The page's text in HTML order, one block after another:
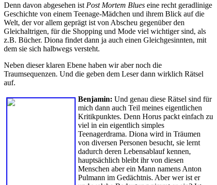
Denn davon abgesehen ist Post Mortem Blues eine recht geradlinige
Geschichte von einem Teenage-Mädchen und ihrem Blick auf die
Welt, der vor allem geprägt ist von Abscheu gegenüber den
Gleichaltrigen, für die Shopping und Mode viel wichtiger sind, als
z.B. Bücher. Diona findet dann ja auch einen Gleichgesinnten, mit
dem sie sich halbwegs versteht.
Neben dieser klaren Ebene haben wir aber noch die
Traumsequenzen. Und die geben dem Leser dann wirklich Rätsel
auf.
Benjamin: Und genau diese Rätsel sind für
mich dann auch Teil meines eigentlichen
Kritikpunktes. Denn Horus packt einfach zu
viel in ein eigentlich simples
Teenagerdrama. Diona wird in Träumen
von diversen Personen besucht, sie lernt
dadurch deren Lebensablauf kennen,
hauptsächlich bleibt ihr von diesen
Menschen aber ein Mann namens Anton
Pulmann im Gedächtnis. Aber wer ist er